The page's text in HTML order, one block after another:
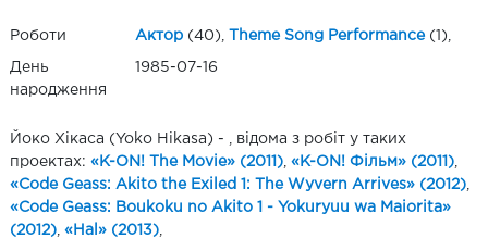
Роботи Актор (40), Theme Song Performance(1),
День
народження
1985-07-16
Йоко Хікаса (Yoko Hikasa) - , відома з робіт у таких
проектах: «K-ON! The Movie» (2011) «K-ON! Фільм» (2011)
«Code Geass: Akito the Exiled 1: The Wyvern Arrives» (2012)
«Code Geass: Boukoku no Akito 1 - Yokuryuu wa Maiorita»
(2012) «Hal» (2013)